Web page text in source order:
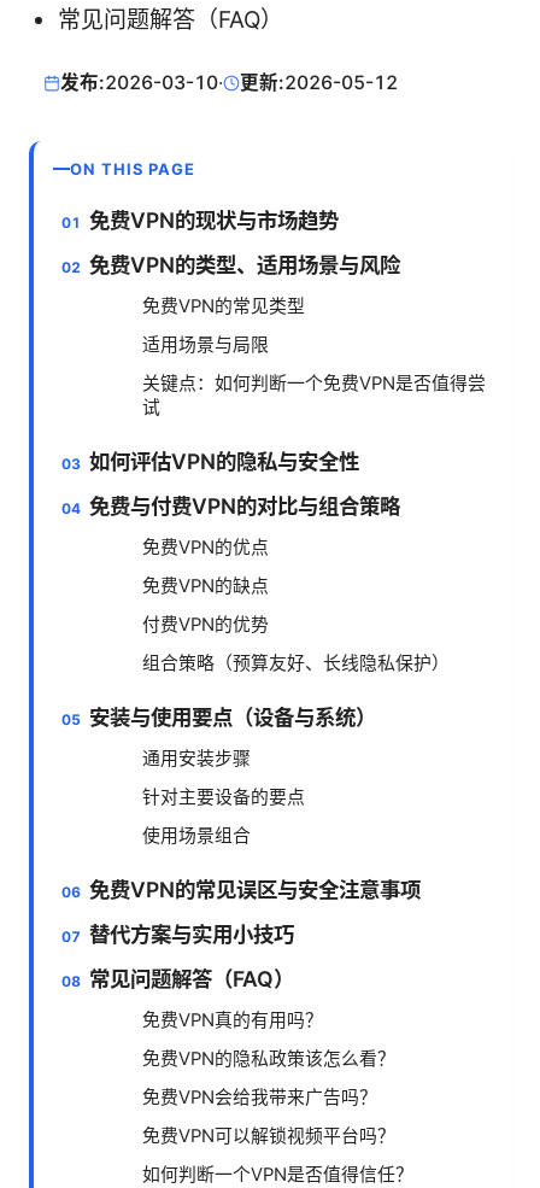
常见问题解答（FAQ）
发布:2026-03-10· 更新:2026-05-12
ON THIS PAGE
免费VPN的现状与市场趋势
免费VPN的类型、适用场景与风险
免费VPN的常见类型
适用场景与局限
关键点：如何判断一个免费VPN是否值得尝
试
如何评估VPN的隐私与安全性
免费与付费VPN的对比与组合策略
免费VPN的优点
免费VPN的缺点
付费VPN的优势
组合策略（预算友好、长线隐私保护）
安装与使用要点（设备与系统）
通用安装步骤
针对主要设备的要点
使用场景组合
免费VPN的常见误区与安全注意事项
替代方案与实用小技巧
常见问题解答（FAQ）
免费VPN真的有用吗？
免费VPN的隐私政策该怎么看？
免费VPN会给我带来广告吗？
免费VPN可以解锁视频平台吗？
如何判断一个VPN是否值得信任？